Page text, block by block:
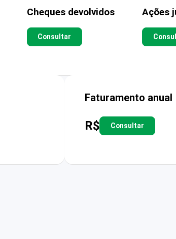
Cheques devolvidos
Consultar
Ações
Faturamento anual
R$ Consultar